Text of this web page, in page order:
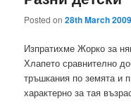
Posted on28th March 2009
Изпратихме Жорко за
Хлапето сравнително
тръшкания по земята и
характерно за тая